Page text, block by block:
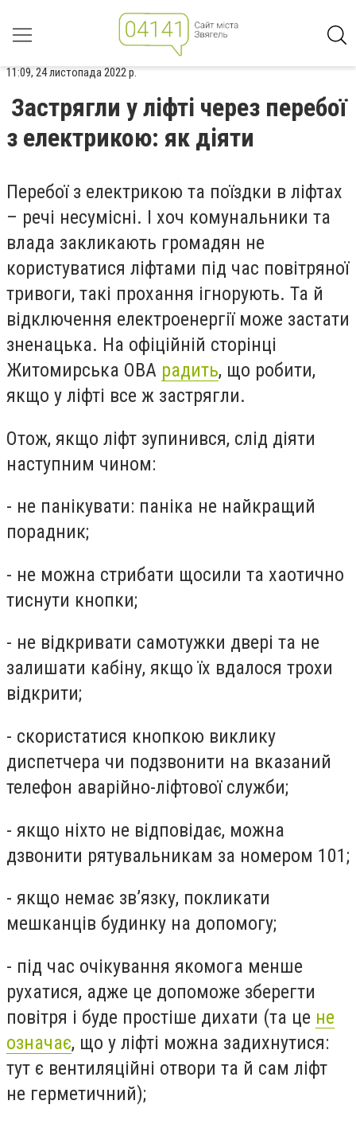
11:09, 24 листопада 2022 р.
Застрягли у ліфті через перебої
з електрикою: як діяти
Перебої з електрикою та поїздки в ліфтах
– речі несумісні. І хоч комунальники та
влада закликають громадян не
користуватися ліфтами під час повітряної
тривоги, такі прохання ігнорують. Та й
відключення електроенергії може застати
зненацька. На офіційній сторінці
Житомирська ОВА радить, що робити,
якщо у ліфті все ж застрягли.
Отож, якщо ліфт зупинився, слід діяти
наступним чином:
- не панікувати: паніка не найкращий
порадник;
- не можна стрибати щосили та хаотично
тиснути кнопки;
- не відкривати самотужки двері та не
залишати кабіну, якщо їх вдалося трохи
відкрити;
- скористатися кнопкою виклику
диспетчера чи подзвонити на вказаний
телефон аварійно-ліфтової служби;
- якщо ніхто не відповідає, можна
дзвонити рятувальникам за номером 101;
- якщо немає зв’язку, покликати
мешканців будинку на допомогу;
- під час очікування якомога менше
рухатися, адже це допоможе зберегти
повітря і буде простіше дихати (та це не
означає, що у ліфті можна задихнутися:
тут є вентиляційні отвори та й сам ліфт
не герметичний);